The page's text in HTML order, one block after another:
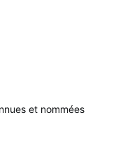
et nommées